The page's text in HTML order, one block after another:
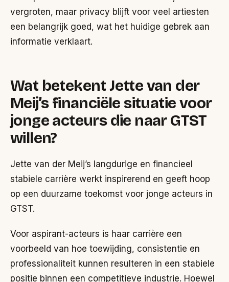
vergroten, maar privacy blijft voor veel artiesten
een belangrijk goed, wat het huidige gebrek aan
informatie verklaart.
Wat betekent Jette van der
Meij’s financiële situatie voor
jonge acteurs die naar GTST
willen?
Jette van der Meij’s langdurige en financieel
stabiele carrière werkt inspirerend en geeft hoop
op een duurzame toekomst voor jonge acteurs in
GTST.
Voor aspirant-acteurs is haar carrière een
voorbeeld van hoe toewijding, consistentie en
professionaliteit kunnen resulteren in een stabiele
positie binnen een competitieve industrie. Hoewel